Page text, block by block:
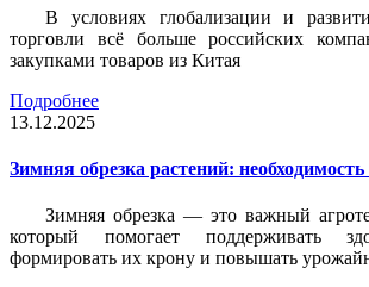
В условиях глобализации и
торговли всё больше российских
закупками товаров из Китая
Подробнее
13.12.2025
Зимняя обрезка растений:
Зимняя обрезка — это важный
который помогает поддерживать
формировать их крону и повышать